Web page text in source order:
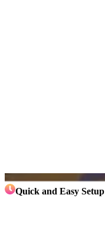
Quick and Easy Setup